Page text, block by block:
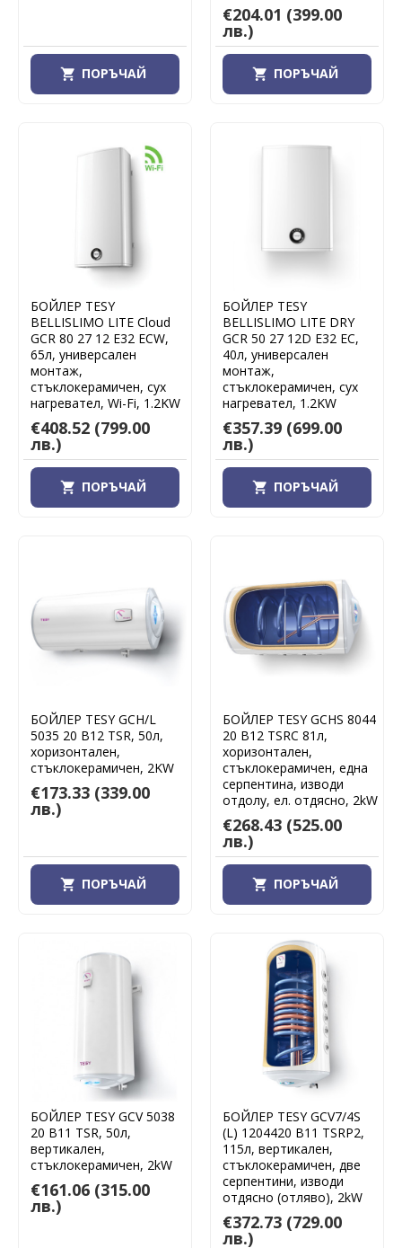
ПОРЪЧАЙ
€204.01 (399.00
лв.)
ПОРЪЧАЙ
БОЙЛЕР TESY
BELLISLIMO LITE Cloud
GCR 80 27 12 E32 ECW,
65л, универсален
монтаж,
стъклокерамичен, сух
нагревател, Wi-Fi, 1.2KW
€408.52 (799.00
лв.)
ПОРЪЧАЙ
БОЙЛЕР TESY
BELLISLIMO LITE DRY
GCR 50 27 12D E32 EC,
40л, универсален
монтаж,
стъклокерамичен, сух
нагревател, 1.2KW
€357.39 (699.00
лв.)
ПОРЪЧАЙ
БОЙЛЕР TESY GCH/L
5035 20 B12 TSR, 50л,
хоризонтален,
стъклокерамичен, 2KW
€173.33 (339.00
лв.)
ПОРЪЧАЙ
БОЙЛЕР TESY GCHS 8044
20 B12 TSRC 81л,
хоризонтален,
стъклокерамичен, една
серпентина, изводи
отдолу, ел. отдясно, 2kW
€268.43 (525.00
лв.)
ПОРЪЧАЙ
БОЙЛЕР TESY GCV 5038
20 B11 TSR, 50л,
вертикален,
стъклокерамичен, 2kW
€161.06 (315.00
лв.)
БОЙЛЕР TESY GCV7/4S
(L) 1204420 B11 TSRP2,
115л, вертикален,
стъклокерамичен, две
серпентини, изводи
отдясно (отляво), 2kW
€372.73 (729.00
лв.)